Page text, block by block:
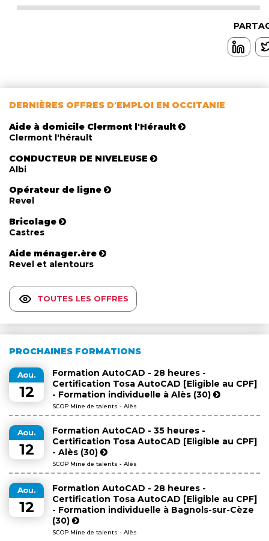
DERNIÈRES OFFRES D'EMPLOI EN OCCITANIE
Aide à domicile Clermont l'Hérault
Clermont l'hérault
CONDUCTEUR DE NIVELEUSE
Albi
Opérateur de ligne
Revel
Bricolage
Castres
Aide ménager.ère
Revel et alentours
TOUTES LES OFFRES
PROCHAINES FORMATIONS
Aou.
12
Formation AutoCAD - 28 heures -
Certification Tosa AutoCAD [Eligible au CPF]
- Formation individuelle à Alès (30)
SCOP Mine de talents - Alès
Aou.
12
Formation AutoCAD - 35 heures -
Certification Tosa AutoCAD [Eligible au CPF]
- Alès (30)
SCOP Mine de talents - Alès
Aou.
12
Formation AutoCAD - 28 heures -
Certification Tosa AutoCAD [Eligible au CPF]
- Formation individuelle à Bagnols-sur-Cèze
(30)
SCOP Mine de talents - Alès